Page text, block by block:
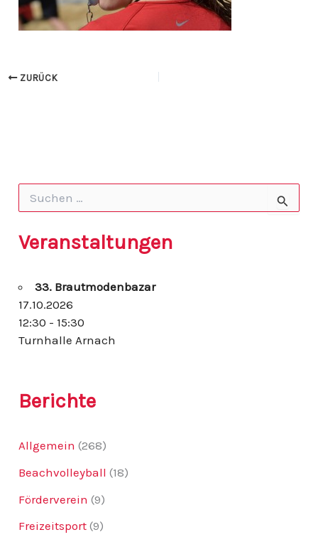
ZURÜCK
h
e
a
c
h
Veranstaltungen
33. Brautmodenbazar
17.10.2026
12:30 - 15:30
Turnhalle Arnach
Berichte
Allgemein (268)
Beachvolleyball (18)
Förderverein (9)
Freizeitsport (9)